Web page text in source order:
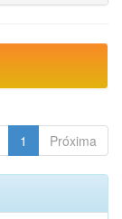
1 Próxima